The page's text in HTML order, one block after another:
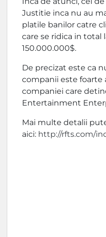
Justitie inca nu au
platile banilor catre
care se ridica in total
150.000.000$.
De precizat este ca
companii este foarte
companiei care
Entertainment
Mai multe detalii
aici: http://rfts.com/